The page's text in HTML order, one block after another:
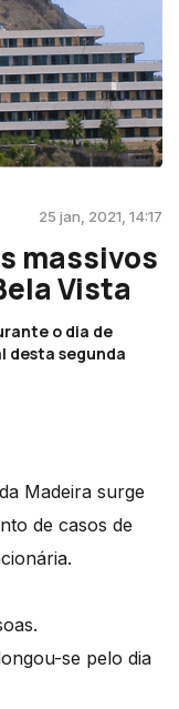
25 jan, 2021, 14:17
massivos
Vista
o dia de
desta segunda
Madeira surge
de casos de
se pelo dia